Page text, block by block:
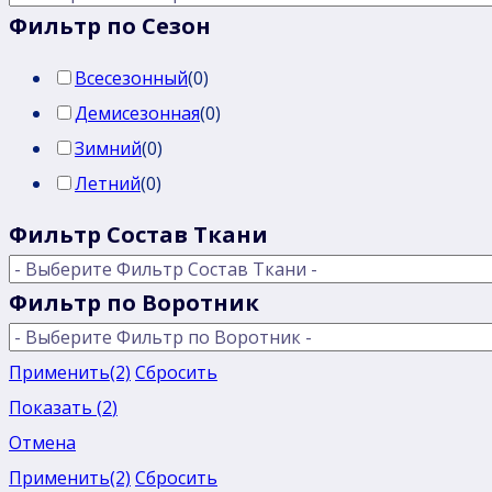
Фильтр по Сезон
Всесезонный(0)
Демисезонная(0)
Зимний(0)
Летний(0)
Фильтр Состав Ткани
Фильтр по Воротник
Применить(2) Сбросить
Показать (2)
Отмена
Применить(2) Сбросить